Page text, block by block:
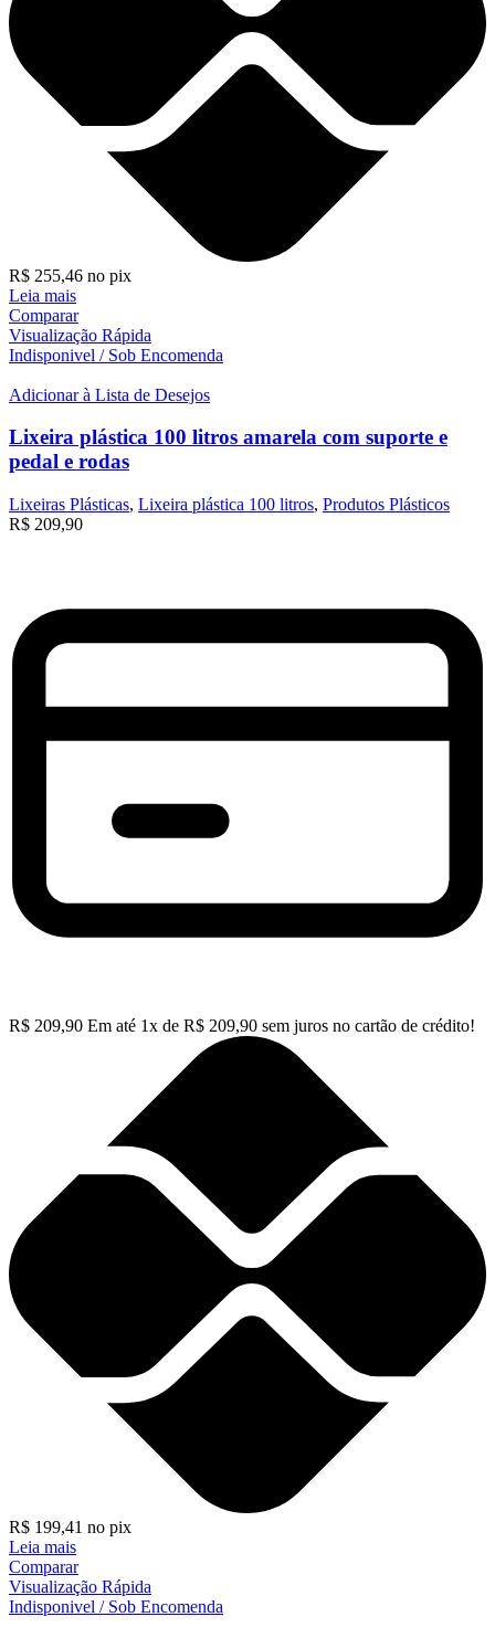
R$ 255,46 no pix
Leia mais
Comparar
Visualização Rápida
Indisponivel / Sob Encomenda
Adicionar à Lista de Desejos
Lixeira plástica 100 litros amarela com suporte e
pedal e rodas
Lixeiras Plásticas, Lixeira plástica 100 litros, Produtos Plásticos
R$ 209,90
R$ 209,90 Em até 1x de R$ 209,90 sem juros no cartão de crédito!
R$ 199,41 no pix
Leia mais
Comparar
Visualização Rápida
Indisponivel / Sob Encomenda